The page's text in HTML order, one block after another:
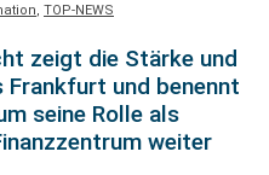
, TOP-NEWS
zeigt die Stärke und
und benennt
seine Rolle als
weiter